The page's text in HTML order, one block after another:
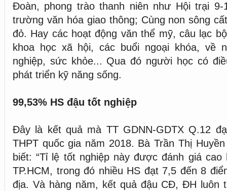
Đoàn, phong trào thanh niên như Hội trại
trường văn hóa giao thông; Cùng non sông
đỏ. Hay các hoạt động văn thể mỹ, câu lạc
khoa học xã hội, các buổi ngoại khóa, về
nghiệp, sức khỏe... Qua đó người học có
phát triển kỹ năng sống.
99,53% HS đậu tốt nghiệp
Đây là kết quả mà TT GDNN-GDTX Q.12
THPT quốc gia năm 2018. Bà Trần Thị
biết: “Tỉ lệ tốt nghiệp này được đánh giá
TP.HCM, trong đó nhiều HS đạt 7,5 đến 8
địa. Và hàng năm, kết quả đậu CĐ, ĐH luôn